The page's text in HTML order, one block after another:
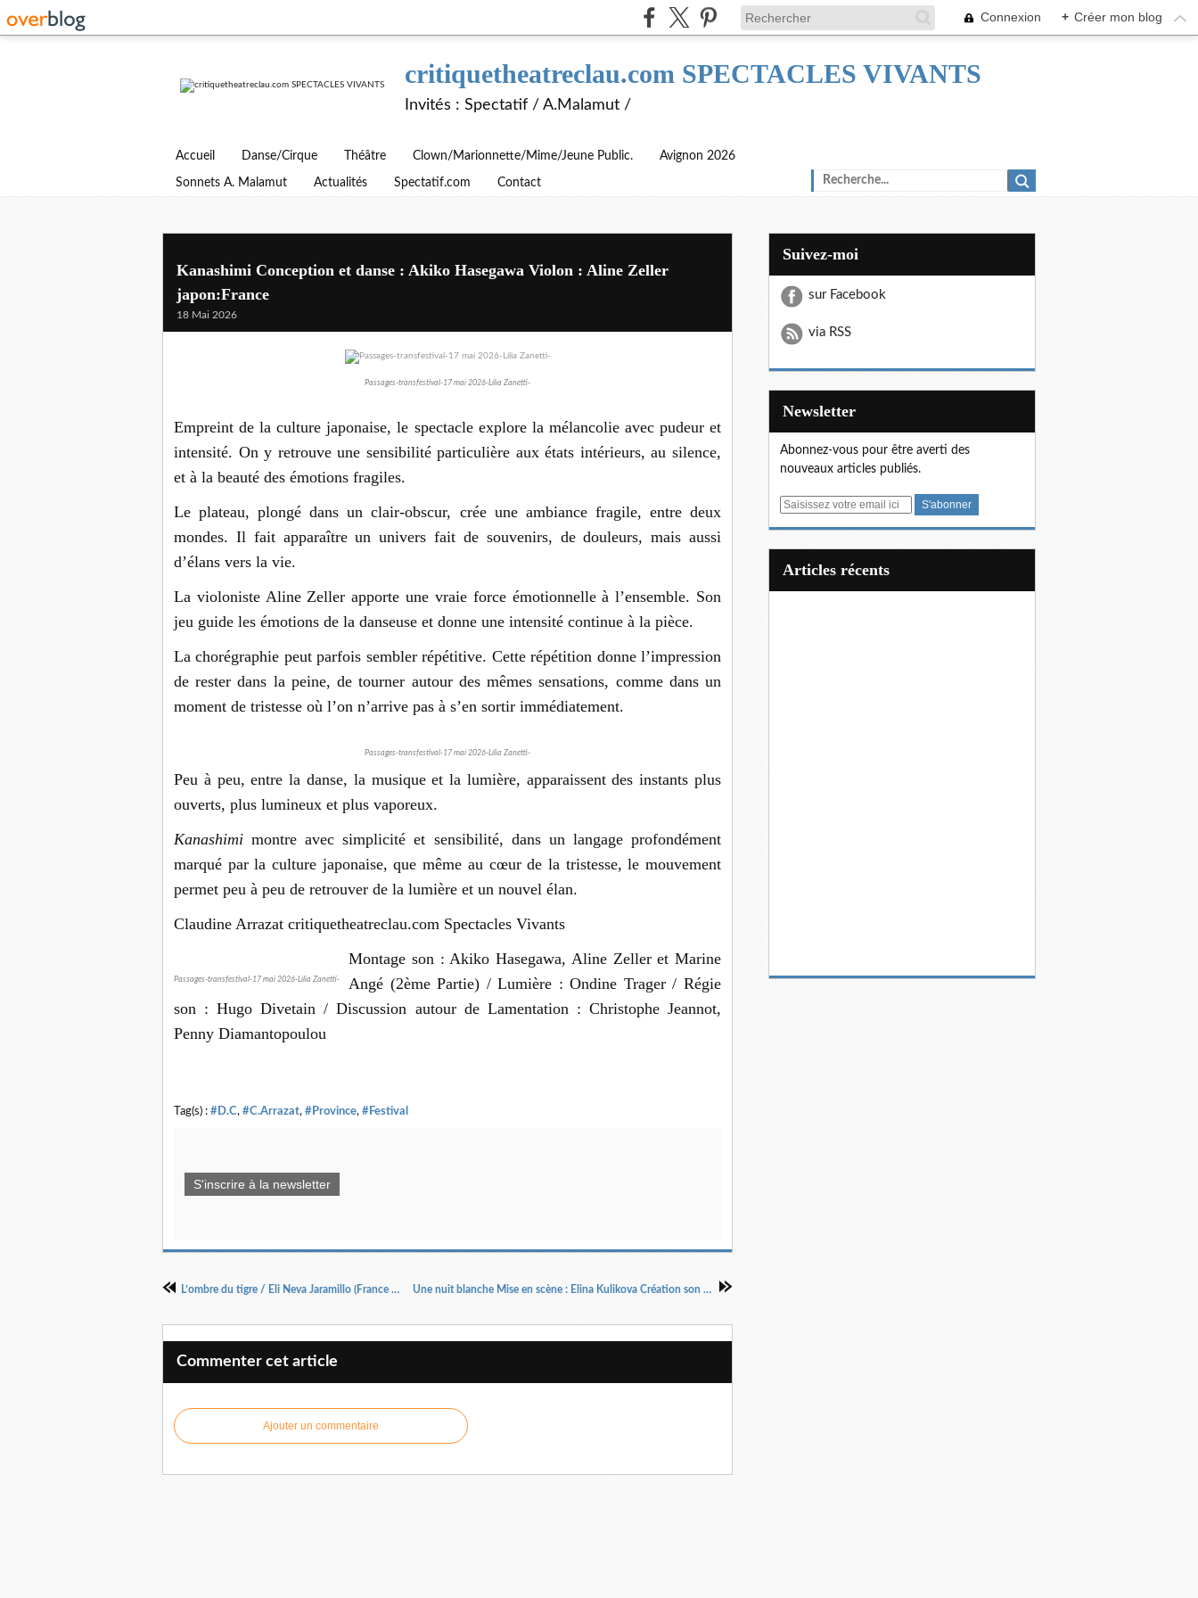
Connexion + Créer mon blog
critiquetheatreclau.com SPECTACLES VIVANTS
Invités : Spectatif / A.Malamut /
Accueil Danse/Cirque Théâtre Clown/Marionnette/Mime/Jeune Public. Avignon 2026
Sonnets A. Malamut Actualités Spectatif.com Contact
Kanashimi Conception et danse : Akiko Hasegawa Violon : Aline Zeller
japon:France
18 Mai 2026
Passages-transfestival-17 mai 2026-Lilia Zanetti-
Empreint de la culture japonaise, le spectacle explore la mélancolie avec pudeur et
intensité. On y retrouve une sensibilité particulière aux états intérieurs, au silence,
et à la beauté des émotions fragiles.
Le plateau, plongé dans un clair-obscur, crée une ambiance fragile, entre deux
mondes. Il fait apparaître un univers fait de souvenirs, de douleurs, mais aussi
d’élans vers la vie.
La violoniste Aline Zeller apporte une vraie force émotionnelle à l’ensemble. Son
jeu guide les émotions de la danseuse et donne une intensité continue à la pièce.
La chorégraphie peut parfois sembler répétitive. Cette répétition donne l’impression
de rester dans la peine, de tourner autour des mêmes sensations, comme dans un
moment de tristesse où l’on n’arrive pas à s’en sortir immédiatement.
Passages-transfestival-17 mai 2026-Lilia Zanetti-
Peu à peu, entre la danse, la musique et la lumière, apparaissent des instants plus
ouverts, plus lumineux et plus vaporeux.
Kanashimimontre avec simplicité et sensibilité, dans un langage profondément
marqué par la culture japonaise, que même au cœur de la tristesse, le mouvement
permet peu à peu de retrouver de la lumière et un nouvel élan.
Claudine Arrazat critiquetheatreclau.com Spectacles Vivants
Passages-transfestival-17 mai 2026-Lilia Zanetti-
Montage son : Akiko Hasegawa, Aline Zeller et Marine
Angé (2ème Partie) / Lumière : Ondine Trager / Régie
son : Hugo Divetain / Discussion autour de Lamentation : Christophe Jeannot,
Penny Diamantopoulou
Tag(s) : #D.C, #C.Arrazat, #Province, #Festival
S'inscrire à la newsletter
L’ombre du tigre / Eli Neva Jaramillo (France – Colombie) Une nuit blanche Mise en scène : Elina Kulikova Création son : Dima Efremov
Commenter cet article
Ajouter un commentaire
Suivez-moi
sur Facebook
via RSS
Newsletter
Abonnez-vous pour être averti des
nouveaux articles publiés.
E
articles récents